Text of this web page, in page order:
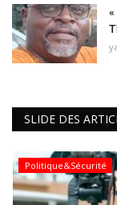
SLIDE DES
Politique&Sécurité